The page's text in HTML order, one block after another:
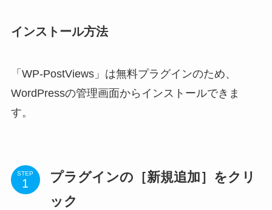
インストール方法
「WP-PostViews」は無料プラグインのため、
WordPressの管理画面からインストールできま
す。
STEP
プラグインの［新規追加］をクリ
ック